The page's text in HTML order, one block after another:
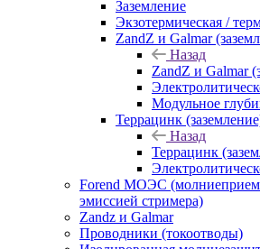
Заземление
Экзотермическая /
ZandZ и Galmar
Назад
ZandZ и Galmar
Модульное
Террацинк
Назад
Террацинк
Forend МОЭС
эмиссией стримера)
Zandz и Galmar
Проводники (токоотводы)